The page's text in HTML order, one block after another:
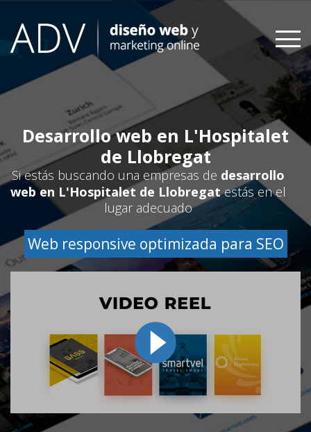
content
Desarrollo web en L'Hospitalet
de Llobregat
Si estás buscando una empresas de desarrollo
web en L'Hospitalet de Llobregatestás en el
lugar adecuado
Web responsive optimizada para SEO